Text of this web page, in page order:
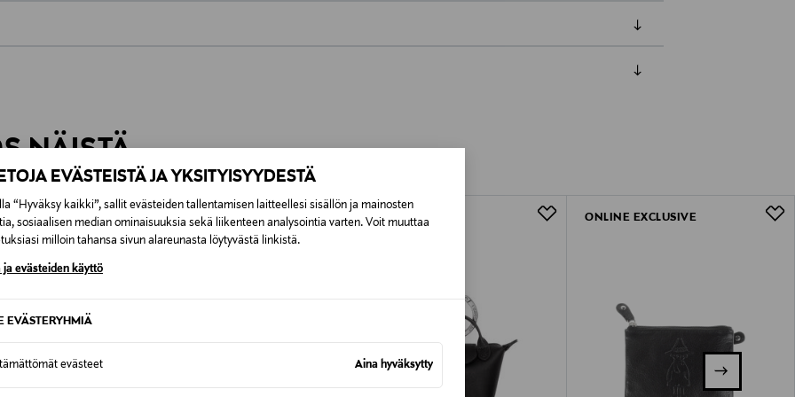
EVÄSTEISTÄ JA YKSITYISYYDESTÄ
“Hyväksy kaikki”, sallit evästeiden tallentamisen laitteellesi sisällön ja mainosten
sosiaalisen median ominaisuuksia sekä liikenteen analysointia varten. Voit muuttaa
milloin tahansa sivun alareunasta löytyvästä linkistä.
ja evästeiden käyttö
EVÄSTERYHMIÄ
evästeet Aina hyväksytty
Alk. 6,90 €, kun toimitus on saatavilla valittuun osoitteeseen.
NÄISTÄ
ONLINE EXCLUSIVE ONLINE EXCLUSIVE